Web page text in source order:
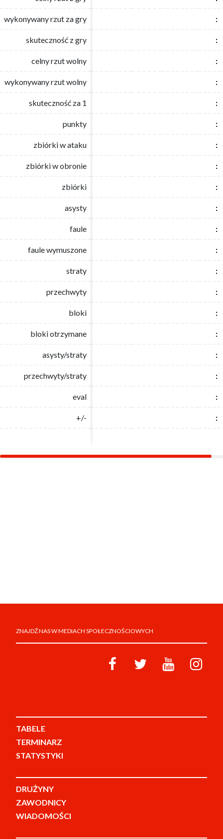
wykonywany rzut za gry :
skuteczność z gry :
celny rzut wolny :
wykonywany rzut wolny :
skuteczność za 1 :
punkty :
zbiórki w ataku :
zbiórki w obronie :
zbiórki :
asysty :
faule :
faule wymuszone :
straty :
przechwyty :
bloki :
bloki otrzymane :
asysty/straty :
przechwyty/straty :
eval :
+/- :
wykonywany rzut za gry :
skuteczność z gry :
celny rzut wolny :
wykonywany rzut wolny :
skuteczność za 1 :
punkty :
zbiórki w ataku :
zbiórki w obronie :
zbiórki :
asysty :
faule :
faule wymuszone :
straty :
przechwyty :
bloki :
bloki otrzymane :
asysty/straty :
przechwyty/straty :
eval :
+/- :
ZNAJDŹ NAS W MEDIACH SPOŁECZNOŚCIOWYCH
TABELE
TERMINARZ
STATYSTYKI
DRUŻYNY
ZAWODNICY
WIADOMOŚCI